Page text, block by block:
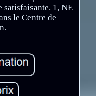
satisfaisante. 1, NE
le Centre de